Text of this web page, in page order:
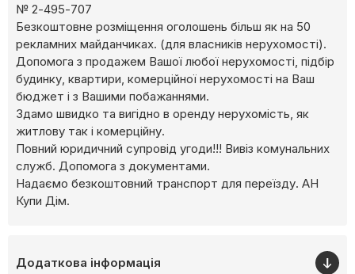
№ 2-495-707
Безкоштовне розміщення оголошень більш як на 50
рекламних майданчиках. (для власників нерухомості).
Допомога з продажем Вашої любої нерухомості, підбір
будинку, квартири, комерційної нерухомості на Ваш
бюджет і з Вашими побажаннями.
Здамо швидко та вигідно в оренду нерухомість, як
житлову так і комерційну.
Повний юридичний супровід угоди!!! Вивіз комунальних
служб. Допомога з документами.
Надаємо безкоштовний транспорт для переїзду. АН
Купи Дім.
Додаткова інформація